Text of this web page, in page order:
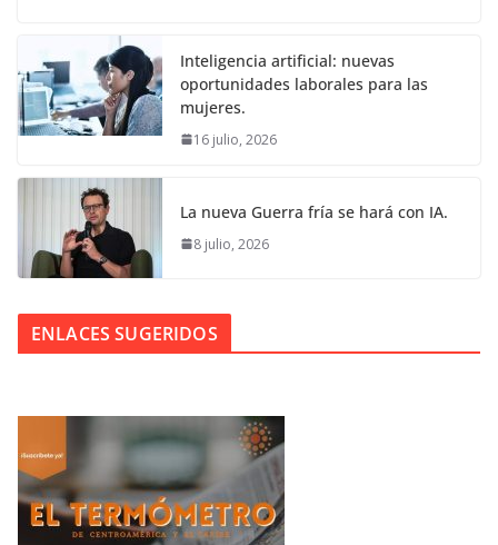
Inteligencia artificial: nuevas
oportunidades laborales para las
mujeres.
16 julio, 2026
La nueva Guerra fría se hará con IA.
8 julio, 2026
ENLACES SUGERIDOS